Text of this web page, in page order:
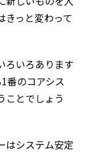
きっと変わって
ろいろあります
番のコアシス
ことでしょう
はシステム安定